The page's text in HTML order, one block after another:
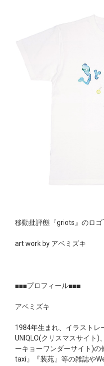
移動批評態『griots』のロゴ
art work by アベミズキ
■■■プロフィール■■■
アベミズキ
1984年生まれ、イラストレ
UNIQLO(クリスマスサイト)
ーキョーワンダーサイト)の
taxi』『装苑』等の雑誌や